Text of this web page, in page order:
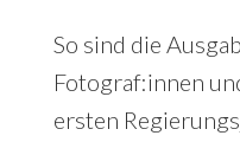
So sind die
Fotograf:innen
ersten